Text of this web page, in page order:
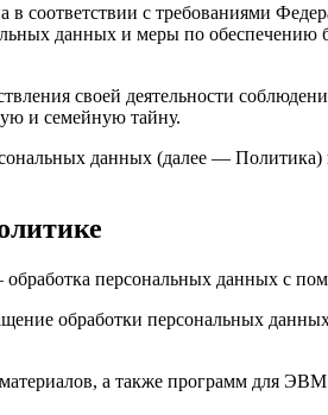
в соответствии с требованиями
данных и меры по
своей деятельности
и семейную тайну.
данных (далее —
персональных данных с
обработки персональных
а также программ для